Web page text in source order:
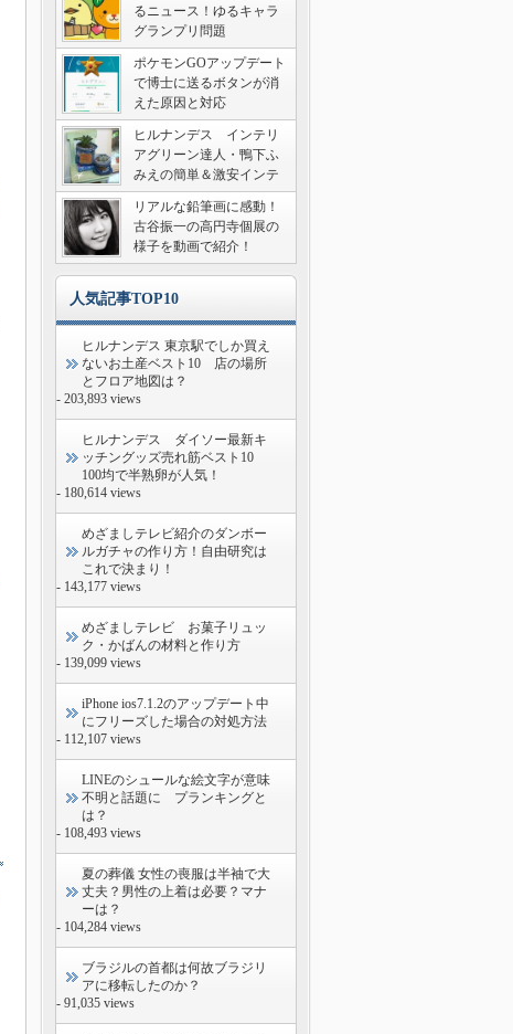
るニュース！ゆるキャラ
グランプリ問題
ポケモンGOアップデート
で博士に送るボタンが消
えた原因と対応
ヒルナンデス インテリ
アグリーン達人・鴨下ふ
みえの簡単＆激安インテ
リア術
リアルな鉛筆画に感動！
古谷振一の高円寺個展の
様子を動画で紹介！
人気記事TOP10
ヒルナンデス 東京駅でしか買え
ないお土産ベスト10 店の場所
とフロア地図は？
- 203,893 views
ヒルナンデス ダイソー最新キ
ッチングッズ売れ筋ベスト10
100均で半熟卵が人気！
- 180,614 views
めざましテレビ紹介のダンボー
ルガチャの作り方！自由研究は
これで決まり！
- 143,177 views
めざましテレビ お菓子リュッ
ク・かばんの材料と作り方
- 139,099 views
iPhone ios7.1.2のアップデート中
にフリーズした場合の対処方法
- 112,107 views
LINEのシュールな絵文字が意味
不明と話題に プランキングと
は？
- 108,493 views
夏の葬儀 女性の喪服は半袖で大
丈夫？男性の上着は必要？マナ
ーは？
- 104,284 views
ブラジルの首都は何故ブラジリ
アに移転したのか？
- 91,035 views